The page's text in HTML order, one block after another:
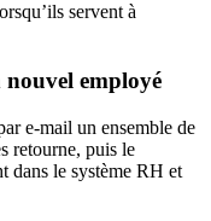
servent à
nouvel employé
e-mail un ensemble de
retourne, puis le
dans le système RH et